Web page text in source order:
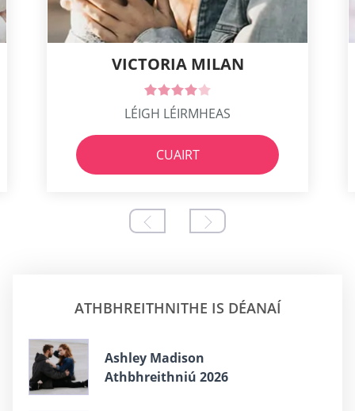
VICTORIA MILAN
LÉIGH LÉIRMHEAS
CUAIRT
ATHBHREITHNITHE IS DÉANAÍ
Ashley Madison
Athbhreithniú 2026